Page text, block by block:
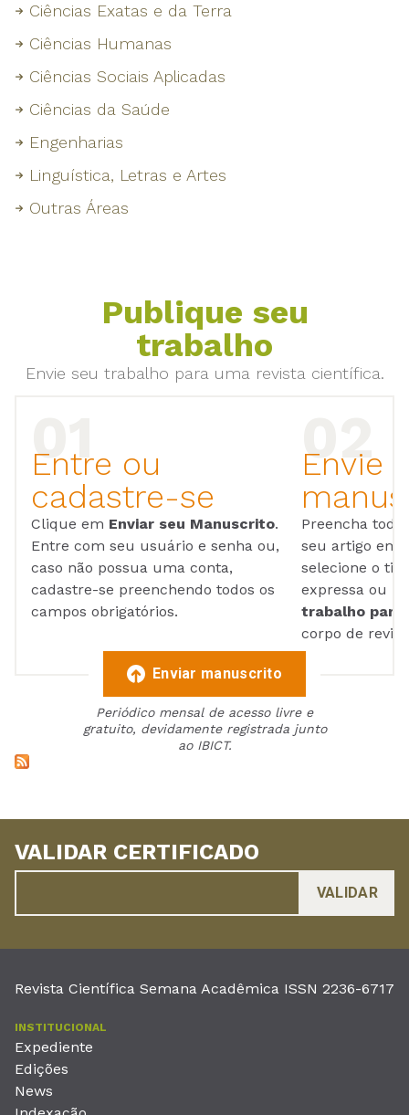
Ciências Exatas e da Terra
Ciências Humanas
Ciências Sociais Aplicadas
Ciências da Saúde
Engenharias
Linguística, Letras e Artes
Outras Áreas
Publique seu
trabalho
Envie seu trabalho para uma revista científica.
Entre ou
cadastre-se
Clique em Enviar seu Manuscrito.
Entre com seu usuário e senha ou,
caso não possua uma conta,
cadastre-se preenchendo todos os
campos obrigatórios.
Envie
Preencha
seu artigo em
selecione o
expressa ou
trabalho para
corpo de
Enviar manuscrito
Periódico mensal de acesso livre e
gratuito, devidamente registrada junto
ao IBICT.
VALIDAR CERTIFICADO
Revista Científica Semana Acadêmica ISSN 2236-6717
INSTITUCIONAL
Expediente
Edições
News